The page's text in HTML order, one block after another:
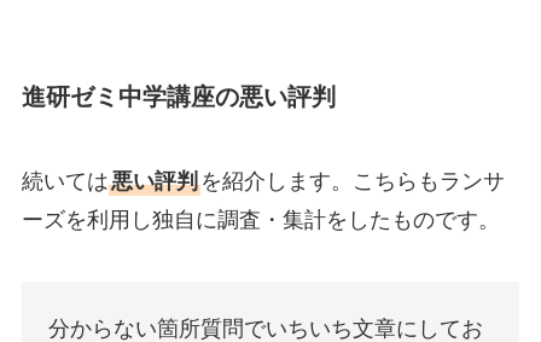
進研ゼミ中学講座の悪い評判
続いては悪い評判を紹介します。こちらもランサ
ーズを利用し独自に調査・集計をしたものです。
分からない箇所質問でいちいち文章にしてお